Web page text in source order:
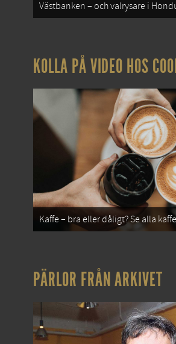
Västbanken – och valrysare i
KOLLA PÅ VIDEO HOS
Kaffe – bra eller dåligt? Se alla
PÄRLOR FRÅN ARKIVET